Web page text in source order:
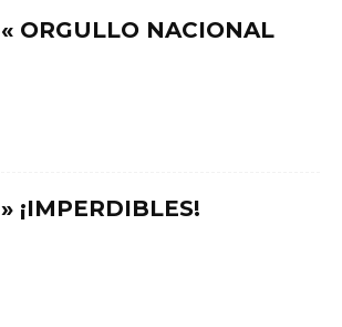
« ORGULLO NACIONAL
» ¡IMPERDIBLES!